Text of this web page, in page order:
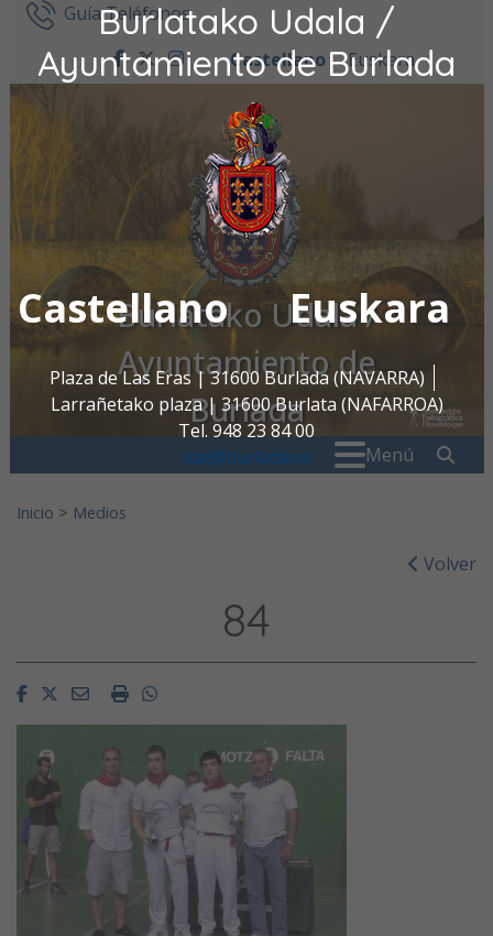
Burlatako Udala /
Ayuntamiento de Burlada
Castellano Euskara
Plaza de Las Eras | 31600 Burlada (NAVARRA)
Larrañetako plaza | 31600 Burlata (NAFARROA)
Tel. 948 23 84 00
oac@burlada.es
Ir al contenidoGuía Teléfonos
facebook
twitter
instagram
Castellano Euskara
Burlatako Udala /
Ayuntamiento de
Burlada
Menú
Inicio > Medios
Volver
84
FacebookTwitterEmailImprimirWhatsapp